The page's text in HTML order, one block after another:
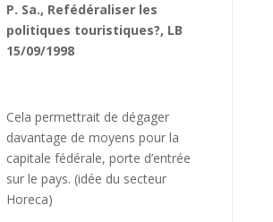
P. Sa., Refédéraliser les
politiques touristiques?, LB
15/09/1998
Cela permettrait de dégager
davantage de moyens pour la
capitale fédérale, porte d’entrée
sur le pays. (idée du secteur
Horeca)